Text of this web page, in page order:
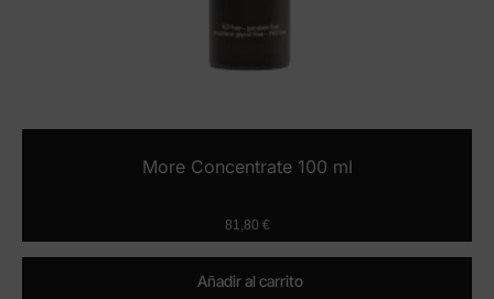
More Concentrate 100 ml
81,80 €
Añadir al carrito